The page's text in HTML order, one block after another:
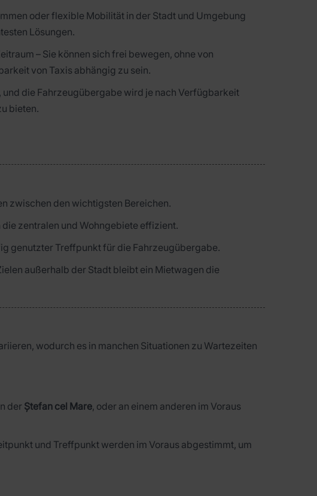
oder flexible Mobilität in der Stadt und Umgebung
Lösungen.
– Sie können sich frei bewegen, ohne von
von Taxis abhängig zu sein.
die Fahrzeugübergabe wird je nach Verfügbarkeit
bieten.
zwischen den wichtigsten Bereichen.
zentralen und Wohngebiete effizient.
genutzter Treffpunkt für die Fahrzeugübergabe.
außerhalb der Stadt bleibt ein Mietwagen die
wodurch es in manchen Situationen zu Wartezeiten
der Ștefan cel Mare, oder an einem anderen im Voraus
und Treffpunkt werden im Voraus abgestimmt, um